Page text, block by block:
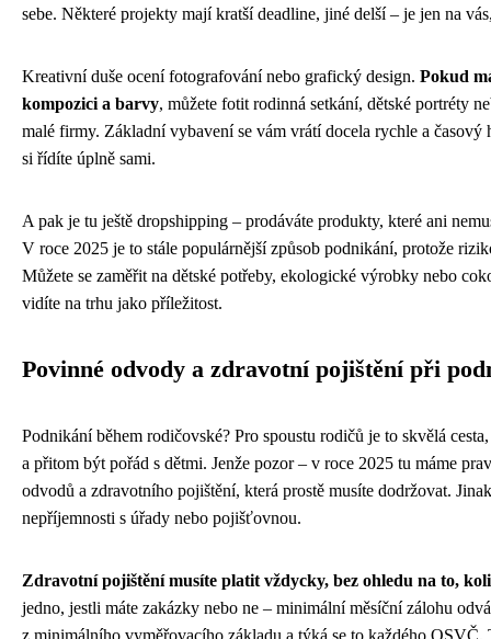
sebe. Některé projekty mají kratší deadline, jiné delší – je jen na
Kreativní duše ocení fotografování nebo grafický design. Pokud
kompozici a barvy, můžete fotit rodinná setkání, dětské portréty
malé firmy. Základní vybavení se vám vrátí docela rychle a časový
si řídíte úplně sami.
A pak je tu ještě dropshipping – prodáváte produkty, které ani
V roce 2025 je to stále populárnější způsob podnikání, protože
Můžete se zaměřit na dětské potřeby, ekologické výrobky nebo
vidíte na trhu jako příležitost.
Povinné odvody a zdravotní pojištění při
Podnikání během rodičovské? Pro spoustu rodičů je to skvělá
a přitom být pořád s dětmi. Jenže pozor – v roce 2025 tu máme
odvodů a zdravotního pojištění, která prostě musíte dodržovat.
nepříjemnosti s úřady nebo pojišťovnou.
Zdravotní pojištění musíte platit vždycky, bez ohledu na to,
jedno, jestli máte zakázky nebo ne – minimální měsíční zálohu
z minimálního vyměřovacího základu a týká se to každého OSVČ.